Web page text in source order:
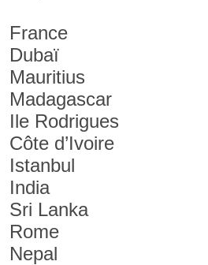
France
Dubaï
Mauritius
Madagascar
Ile Rodrigues
Côte d’Ivoire
Istanbul
India
Sri Lanka
Rome
Nepal